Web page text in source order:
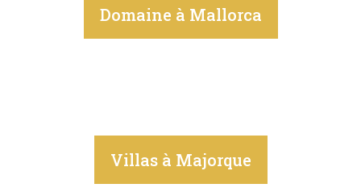
Domaine à Mallorca
Villas à Majorque